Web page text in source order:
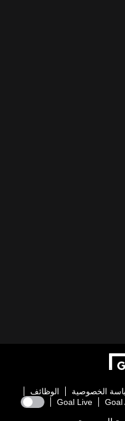
الخصوصية
الوظائف
Goal
Goal Live